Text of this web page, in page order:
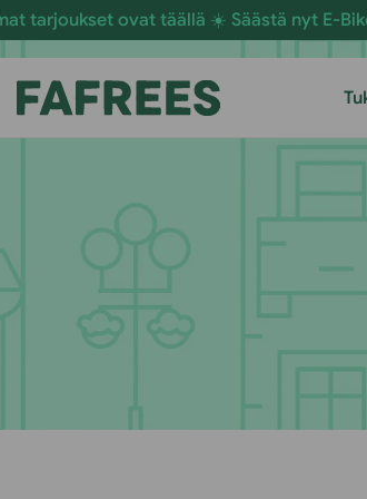
ovat täällä ☀️ Säästä nyt E-BikesTilaa nyt